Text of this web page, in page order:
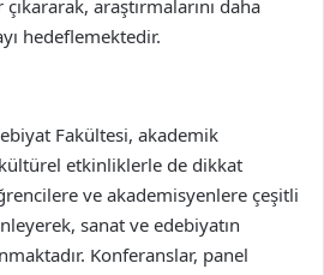
araştırmalarını daha
hedeflemektedir.
Fakültesi, akademik
etkinliklerle de dikkat
ve akademisyenlere çeşitli
sanat ve edebiyatın
Konferanslar, panel